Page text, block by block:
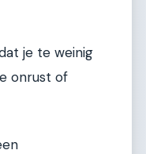
je te weinig
onrust of